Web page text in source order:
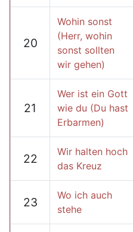
20
Wohin sonst
(Herr, wohin
sonst sollten
wir gehen)
21
Wer ist ein Gott
wie du (Du hast
Erbarmen)
22
Wir halten hoch
das Kreuz
23
Wo ich auch
stehe